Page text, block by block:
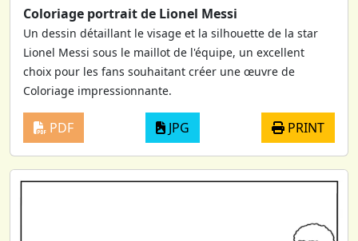
Coloriage portrait de Lionel Messi
Un dessin détaillant le visage et la silhouette de la star
Lionel Messi sous le maillot de l'équipe, un excellent
choix pour les fans souhaitant créer une œuvre de
Coloriage impressionnante.
PDF JPG PRINT